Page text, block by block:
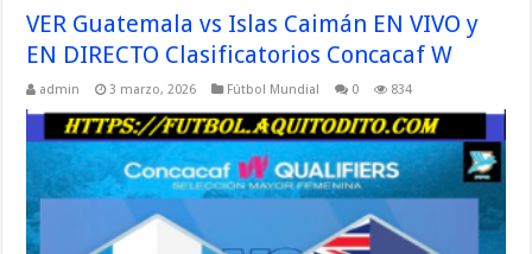
VER Guatemala vs Islas Caimán EN VIVO y
EN DIRECTO Clasificatorios Concacaf W
admin 3 marzo, 2026 Fútbol Mundial 0 834